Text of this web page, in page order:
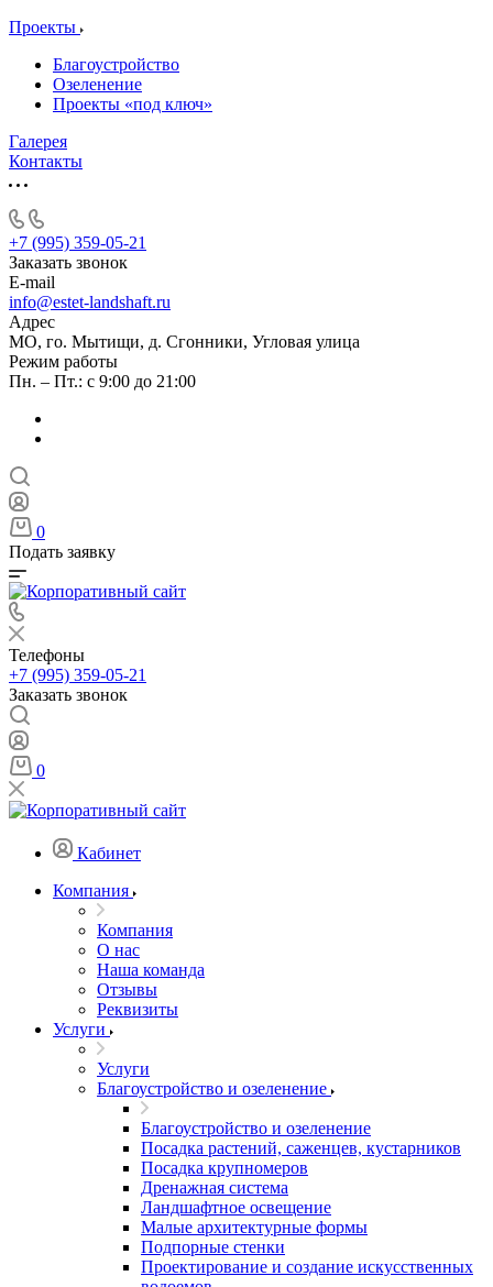
Проекты
Благоустройство
Озеленение
Проекты «под ключ»
Галерея
Контакты
+7 (995) 359-05-21
Заказать звонок
E-mail
info@estet-landshaft.ru
Адрес
МО, го. Мытищи, д. Сгонники, Угловая улица
Режим работы
Пн. – Пт.: с 9:00 до 21:00
0
Подать заявку
Телефоны
+7 (995) 359-05-21
Заказать звонок
0
Кабинет
Компания
Компания
О нас
Наша команда
Отзывы
Реквизиты
Услуги
Услуги
Благоустройство и озеленение
Благоустройство и озеленение
Посадка растений, саженцев, кустарников
Посадка крупномеров
Дренажная система
Ландшафтное освещение
Малые архитектурные формы
Подпорные стенки
Проектирование и создание искусственных